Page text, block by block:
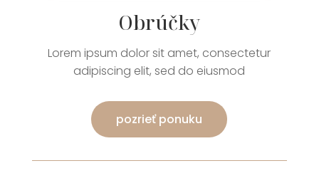
Obrúčky
Lorem ipsum dolor sit amet, consectetur
adipiscing elit, sed do eiusmod
pozrieť ponuku